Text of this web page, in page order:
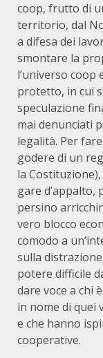
coop, frutto di
territorio, dal
a difesa dei
smontare la
l’universo coop
protetto, in cui
speculazione
mai denunciati
legalità. Per
godere di un
la
gare d’appalto,
persino
vero blocco
comodo a
sulla
potere difficile
dare voce a chi
in nome di quei
e che hanno
cooperative.